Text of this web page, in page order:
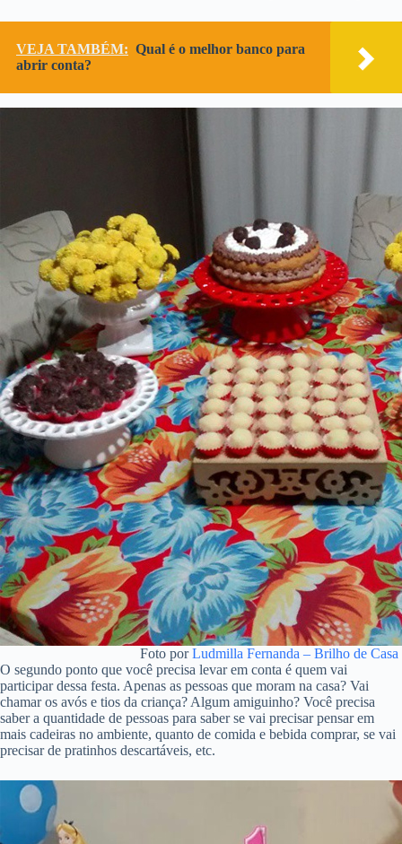
VEJA TAMBÉM: Qual é o melhor banco para
abrir conta?
Foto porLudmilla Fernanda – Brilho de Casa
O segundo ponto que você precisa levar em conta é quem vai
participar dessa festa. Apenas as pessoas que moram na casa? Vai
chamar os avós e tios da criança? Algum amiguinho? Você precisa
saber a quantidade de pessoas para saber se vai precisar pensar em
mais cadeiras no ambiente, quanto de comida e bebida comprar, se vai
precisar de pratinhos descartáveis, etc.